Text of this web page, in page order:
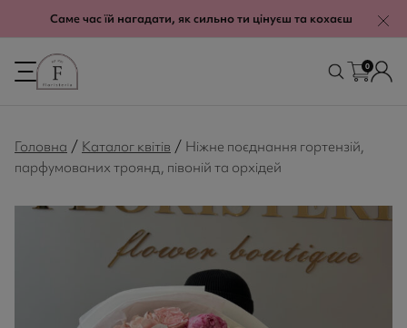
Саме час їй нагадати, як сильно ти цінуєш та кохаєш
0
Головна / Каталог квітів / Ніжне поєднання гортензій,
парфумованих троянд, півоній та орхідей